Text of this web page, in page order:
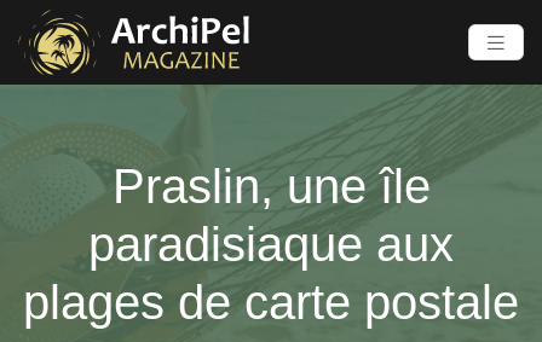
Praslin, une île
paradisiaque aux
plages de carte postale